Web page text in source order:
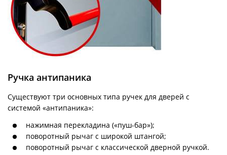
Ручка антипаника
Существуют три основных типа ручек для дверей с
системой «антипаника»:
нажимная перекладина («пуш-бар»);
поворотный рычаг с широкой штангой;
поворотный рычаг с классической дверной ручкой.